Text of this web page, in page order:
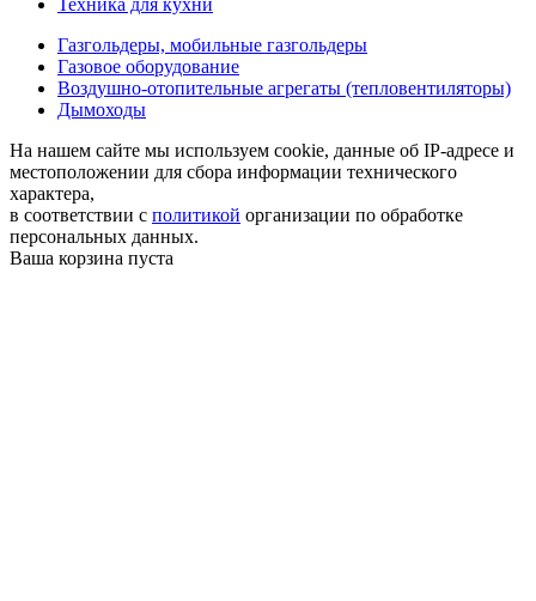
Газгольдеры, мобильные газгольдеры
Газовое оборудование
Воздушно-отопительные агрегаты (тепловентиляторы)
Дымоходы
На нашем сайте мы используем cookie, данные об IP-адресе и
местоположении для сбора информации технического
характера,
в соответствии с политикой организации по обработке
персональных данных.
Ваша корзина пуста